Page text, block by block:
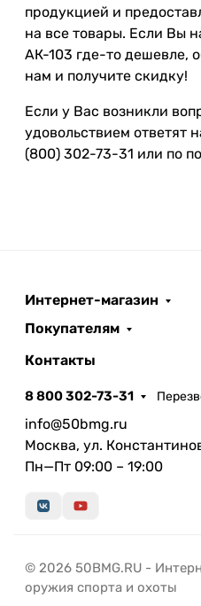
продукцией и
на все товары. Если Вы
АК-103 где-то дешевле,
нам и получите скидку!
Если у Вас возникли
удовольствием ответят
(800) 302-73-31 или по
Интернет-магазин
Покупателям
Контакты
8 800 302-73-31
info@50bmg.ru
Москва, ул.
Пн—Пт 09:00 – 19:00
© 2026 50BMG.RU -
оружия спорта и охоты